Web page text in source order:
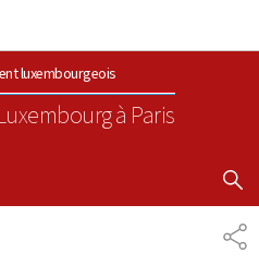
principal
contenu
luxembourgeois
à Paris